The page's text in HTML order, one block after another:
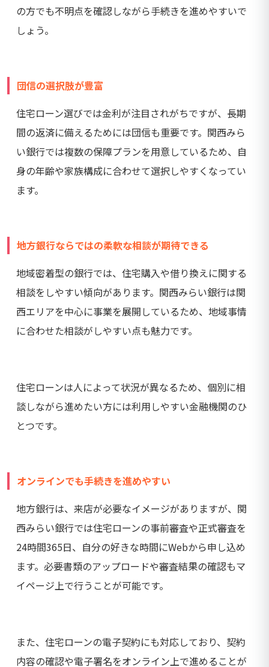
の方でも不明点を確認しながら手続きを進めやすいで
しょう。
団信の選択肢が豊富
住宅ローン選びでは金利が注目されがちですが、長期
間の返済に備えるためには団信も重要です。関西みら
い銀行では複数の保障プランを用意しているため、自
身の年齢や家族構成に合わせて選択しやすくなってい
ます。
地方銀行ならではの柔軟な相談が期待できる
地域密着型の銀行では、住宅購入や借り換えに関する
相談をしやすい傾向があります。関西みらい銀行は関
西エリアを中心に事業を展開しているため、地域事情
に合わせた相談がしやすい点も魅力です。
住宅ローンは人によって状況が異なるため、個別に相
談しながら進めたい方には利用しやすい金融機関のひ
とつです。
オンラインでも手続きを進めやすい
地方銀行は、来店が必要なイメージがありますが、関
西みらい銀行では住宅ローンの事前審査や正式審査を
24時間365日、自分の好きな時間にWebから申し込め
ます。必要書類のアップロードや審査結果の確認もマ
イページ上で行うことが可能です。
また、住宅ローンの電子契約にも対応しており、契約
内容の確認や電子署名をオンライン上で進めることが